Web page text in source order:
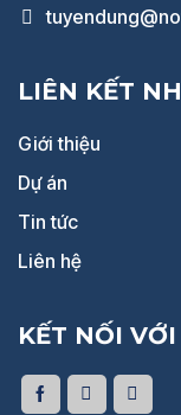
LIÊN KẾT
Giới thiệu
Dự án
Tin tức
Liên hệ
KẾT NỐI